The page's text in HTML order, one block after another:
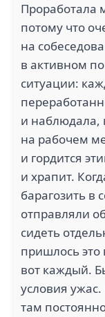
Проработала
потому что
на
в активном
ситуации:
и наблюдала,
на рабочем
и гордится
и храпит.
барагозить в
отправляли
сидеть
пришлось
вот каждый.
условия
там